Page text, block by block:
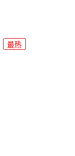
最热